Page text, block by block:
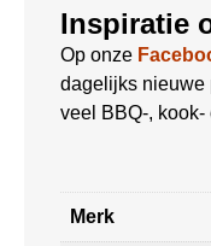
Inspiratie
Op onze
dagelijks nieuwe
veel BBQ-,
Merk